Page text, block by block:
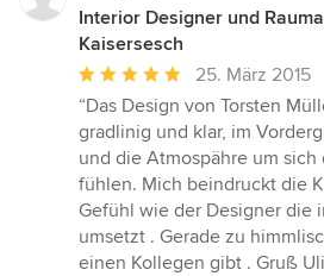
Interior Designer und
Kaisersesch
Durchschnittliche
Bewertung:
5
von
5
Sternen
25. März 2015
“Das Design von Torsten
gradlinig und klar, im
und die Atmospähre um
fühlen. Mich beindruckt die
Gefühl wie der Designer die
umsetzt . Gerade zu
einen Kollegen gibt . Gruß